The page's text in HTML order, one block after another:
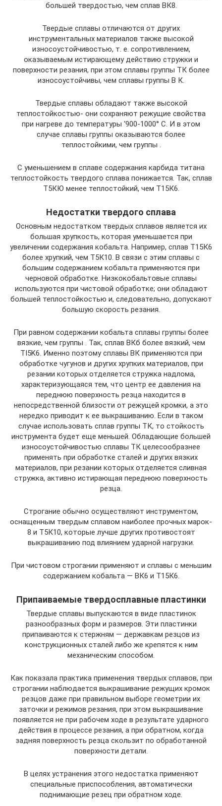
большей твердостью, чем сплав ВК8.
Твердые сплавы отличаются от других
инструментальных материалов также высокой
износоустойчивостью, т. е. сопротивлением,
оказываемым истирающему действию стружки и
поверхности резания, при этом сплавы группы ТК более
износоустойчивы, чем сплавы группы В К.
Твердые сплавы обладают также высокой
теплостойкостью- они сохраняют режущие свойства
при нагреве до температуры ‘900-1000° С. И в этом
случае сплавы группы оказываются более
теплостойкими, чем группы .
С уменьшением в сплаве содержания карбида титана
теплостойкость твердого сплава понижается. Так, сплав
Т5КЮ менее теплостойкий, чем Т15К6.
Недостатки твердого сплава
Основным недостатком твердых сплавов является их
большая хрупкость, которая уменьшается при
увеличении содержания кобальта. Например, сплав Т15К6
более хрупкий, чем Т5К10. В связи с этим сплавы с
большим содержанием кобальта применяются при
черновой обработке. Низкокобальтовые сплавы
используются при чистовой обработке; они обладают
большей теплостойкостью и, следовательно, допускают
большую скорость резания.
При равном содержании кобальта сплавы группы более
вязкие, чем группы . Так, сплав ВКб более вязкий, чем
TI5K6. Именно поэтому сплавы ВК применяются при
обработке чугунов и других хрупких материалов, при
резании которых отделяется стружка надлома,
характеризующаяся тем, что центр ее давления на
переднюю поверхность резца находится в
непосредственной близости от режущей кромки, а это
нередко приводит к ее выкрашиванию. Если в таком
случае использовать сплав группы ТК, то стойкость
инструмента будет еще меньшей. Обладающие большей
износоустойчивостью сплавы ТК целесообразнее
применять при обработке сталей и других вязких
материалов, при резании которых отделяется сливная
стружка, активно истирающая переднюю поверхность
резца.
Строгание обычно осуществляют инструментом,
оснащенным твердым сплавом наиболее прочных марок-
8 и Т5К10, которые лучше других противостоят
выкрашиванию под влиянием ударной нагрузки.
При чистовом строгании применяют и сплавы с меньшим
содержанием кобальта — ВК6 и Т15К6.
Припаиваемые твердосплавные пластинки
Твердые сплавы выпускаются в виде пластинок
разнообразных форм и размеров. Эти пластинки
припаиваются к стержням — державкам резцов из
конструкционных сталей либо же крепятся к ним
механическим способом.
Как показала практика применения твердых сплавов, при
строгании наблюдается выкрашивание режущих кромок
резцов даже при правильном выборе геометрии их
заточки и режимов резания, при этом выкрашивание
появляется не при рабочем ходе в результате ударного
действия в процессе резания, а при обратном, когда
задняя поверхность резца скользит по обработанной
поверхности детали.
В целях устранения этого недостатка применяют
специальные приспособления, автоматически
поднимающие резец при обратном ходе.